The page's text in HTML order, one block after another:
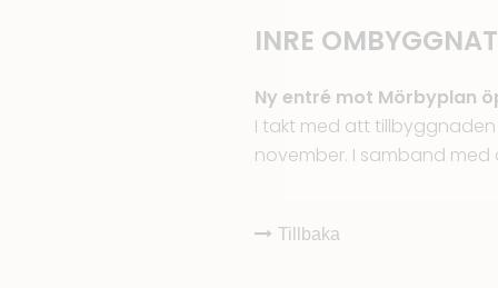
INRE
Ny entré mot Mörbyplan
I takt med att
november. I samband
Tillbaka